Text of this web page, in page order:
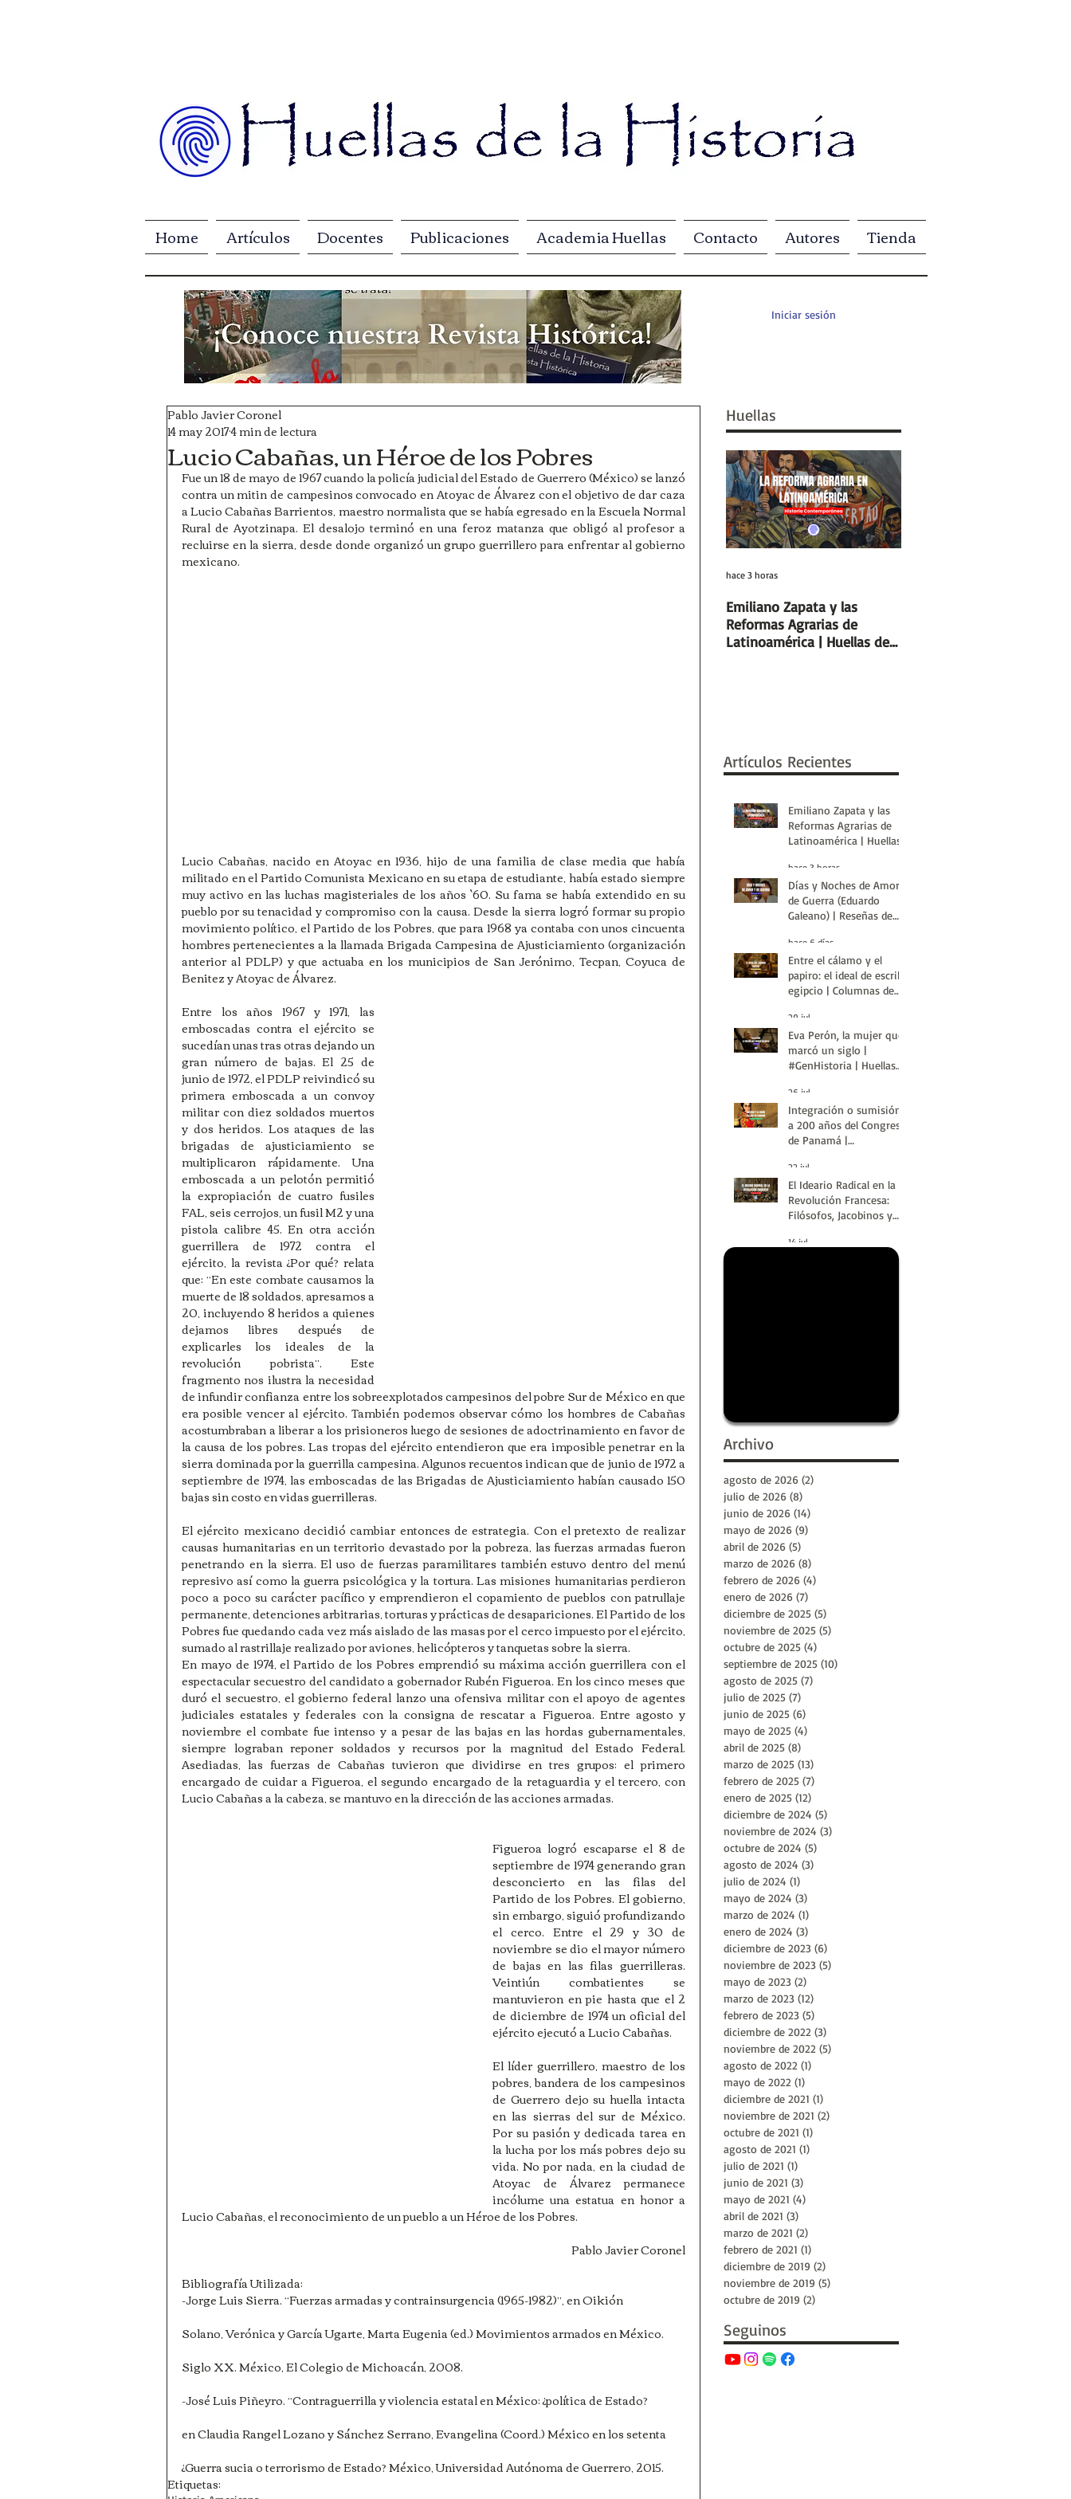
Home Artículos Docentes Publicaciones Academia Huellas Contacto Autores Tienda
Iniciar sesión
Lucio Cabañas, un Héroe de los Pobres
Pablo Javier Coronel
14 may 20174 min de lectura
Fue un 18 de mayo de 1967 cuando la policía judicial del Estado de Guerrero (México) se lanzó
contra un mitin de campesinos convocado en Atoyac de Álvarez con el objetivo de dar caza
a Lucio Cabañas Barrientos, maestro normalista que se había egresado en la Escuela Normal
Rural de Ayotzinapa. El desalojo terminó en una feroz matanza que obligó al profesor a
recluirse en la sierra, desde donde organizó un grupo guerrillero para enfrentar al gobierno
mexicano.
Lucio Cabañas, nacido en Atoyac en 1936, hijo de una familia de clase media que había
militado en el Partido Comunista Mexicano en su etapa de estudiante, había estado siempre
muy activo en las luchas magisteriales de los años `60. Su fama se había extendido en su
pueblo por su tenacidad y compromiso con la causa. Desde la sierra logró formar su propio
movimiento político, el Partido de los Pobres, que para 1968 ya contaba con unos cincuenta
hombres pertenecientes a la llamada Brigada Campesina de Ajusticiamiento (organización
anterior al PDLP) y que actuaba en los municipios de San Jerónimo, Tecpan, Coyuca de
Benitez y Atoyac de Álvarez.
Entre los años 1967 y 1971, las
emboscadas contra el ejército se
sucedían unas tras otras dejando un
gran número de bajas. El 25 de
junio de 1972, el PDLP reivindicó su
primera emboscada a un convoy
militar con diez soldados muertos
y dos heridos. Los ataques de las
brigadas de ajusticiamiento se
multiplicaron rápidamente. Una
emboscada a un pelotón permitió
la expropiación de cuatro fusiles
FAL, seis cerrojos, un fusil M2 y una
pistola calibre 45. En otra acción
guerrillera de 1972 contra el
ejército, la revista ¿Por qué? relata
que: “En este combate causamos la
muerte de 18 soldados, apresamos a
20, incluyendo 8 heridos a quienes
dejamos libres después de
explicarles los ideales de la
revolución pobrista”. Este
fragmento nos ilustra la necesidad
de infundir confianza entre los sobreexplotados campesinos del pobre Sur de México en que
era posible vencer al ejército. También podemos observar cómo los hombres de Cabañas
acostumbraban a liberar a los prisioneros luego de sesiones de adoctrinamiento en favor de
la causa de los pobres. Las tropas del ejército entendieron que era imposible penetrar en la
sierra dominada por la guerrilla campesina. Algunos recuentos indican que de junio de 1972 a
septiembre de 1974, las emboscadas de las Brigadas de Ajusticiamiento habían causado 150
bajas sin costo en vidas guerrilleras.
El ejército mexicano decidió cambiar entonces de estrategia. Con el pretexto de realizar
causas humanitarias en un territorio devastado por la pobreza, las fuerzas armadas fueron
penetrando en la sierra. El uso de fuerzas paramilitares también estuvo dentro del menú
represivo así como la guerra psicológica y la tortura. Las misiones humanitarias perdieron
poco a poco su carácter pacífico y emprendieron el copamiento de pueblos con patrullaje
permanente, detenciones arbitrarias, torturas y prácticas de desapariciones. El Partido de los
Pobres fue quedando cada vez más aislado de las masas por el cerco impuesto por el ejército,
sumado al rastrillaje realizado por aviones, helicópteros y tanquetas sobre la sierra.
En mayo de 1974, el Partido de los Pobres emprendió su máxima acción guerrillera con el
espectacular secuestro del candidato a gobernador Rubén Figueroa. En los cinco meses que
duró el secuestro, el gobierno federal lanzo una ofensiva militar con el apoyo de agentes
judiciales estatales y federales con la consigna de rescatar a Figueroa. Entre agosto y
noviembre el combate fue intenso y a pesar de las bajas en las hordas gubernamentales,
siempre lograban reponer soldados y recursos por la magnitud del Estado Federal.
Asediadas, las fuerzas de Cabañas tuvieron que dividirse en tres grupos: el primero
encargado de cuidar a Figueroa, el segundo encargado de la retaguardia y el tercero, con
Lucio Cabañas a la cabeza, se mantuvo en la dirección de las acciones armadas.
Figueroa logró escaparse el 8 de
septiembre de 1974 generando gran
desconcierto en las filas del
Partido de los Pobres. El gobierno,
sin embargo, siguió profundizando
el cerco. Entre el 29 y 30 de
noviembre se dio el mayor número
de bajas en las filas guerrilleras.
Veintiún combatientes se
mantuvieron en pie hasta que el 2
de diciembre de 1974 un oficial del
ejército ejecutó a Lucio Cabañas.
El líder guerrillero, maestro de los
pobres, bandera de los campesinos
de Guerrero dejo su huella intacta
en las sierras del sur de México.
Por su pasión y dedicada tarea en
la lucha por los más pobres dejo su
vida. No por nada, en la ciudad de
Atoyac de Álvarez permanece
incólume una estatua en honor a
Lucio Cabañas, el reconocimiento de un pueblo a un Héroe de los Pobres.
Pablo Javier Coronel
Bibliografía Utilizada:
-Jorge Luis Sierra. “Fuerzas armadas y contrainsurgencia (1965-1982)”, en Oikión
Solano, Verónica y García Ugarte, Marta Eugenia (ed.) Movimientos armados en México.
Siglo XX. México, El Colegio de Michoacán, 2008.
-José Luis Piñeyro. “Contraguerrilla y violencia estatal en México: ¿política de Estado?
en Claudia Rangel Lozano y Sánchez Serrano, Evangelina (Coord.) México en los setenta
¿Guerra sucia o terrorismo de Estado? México, Universidad Autónoma de Guerrero, 2015.
Etiquetas:
Huellas
Emiliano Zapata y las
Reformas Agrarias de
Latinoamérica | Huellas de
hace 3 horas
Artículos Recientes
Emiliano Zapata y las
Reformas Agrarias de
Latinoamérica | Huellas
hace 3 horas
Días y Noches de Amor y
de Guerra (Eduardo
Galeano) | Reseñas de
Historia
hace 6 días
Entre el cálamo y el
papiro: el ideal de escriba
egipcio | Columnas de
Historia
29 jul
Eva Perón, la mujer que
marcó un siglo |
#GenHistoria | Huellas
26 jul
Integración o sumisión:
a 200 años del Congreso
de Panamá |
as | Huellas de la
Historia
22 jul
El Ideario Radical en la
Revolución Francesa:
Filósofos, Jacobinos y
Historia
14 jul
Archivo
agosto de 2026 (2)
julio de 2026 (8)
junio de 2026 (14)
mayo de 2026 (9)
abril de 2026 (5)
marzo de 2026 (8)
febrero de 2026 (4)
enero de 2026 (7)
diciembre de 2025 (5)
noviembre de 2025 (5)
octubre de 2025 (4)
septiembre de 2025 (10)
agosto de 2025 (7)
julio de 2025 (7)
junio de 2025 (6)
mayo de 2025 (4)
abril de 2025 (8)
marzo de 2025 (13)
febrero de 2025 (7)
enero de 2025 (12)
diciembre de 2024 (5)
noviembre de 2024 (3)
octubre de 2024 (5)
agosto de 2024 (3)
julio de 2024 (1)
mayo de 2024 (3)
marzo de 2024 (1)
enero de 2024 (3)
diciembre de 2023 (6)
noviembre de 2023 (5)
mayo de 2023 (2)
marzo de 2023 (12)
febrero de 2023 (5)
diciembre de 2022 (3)
noviembre de 2022 (5)
agosto de 2022 (1)
mayo de 2022 (1)
diciembre de 2021 (1)
noviembre de 2021 (2)
octubre de 2021 (1)
agosto de 2021 (1)
julio de 2021 (1)
junio de 2021 (3)
mayo de 2021 (4)
abril de 2021 (3)
marzo de 2021 (2)
febrero de 2021 (1)
diciembre de 2019 (2)
noviembre de 2019 (5)
octubre de 2019 (2)
Seguinos